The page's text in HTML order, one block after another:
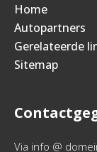
Home
Autopartners
Gerelateerde
Sitemap
Via info @